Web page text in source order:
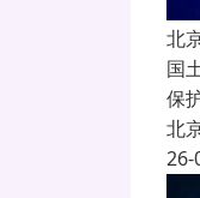
北
国
保
北
26-